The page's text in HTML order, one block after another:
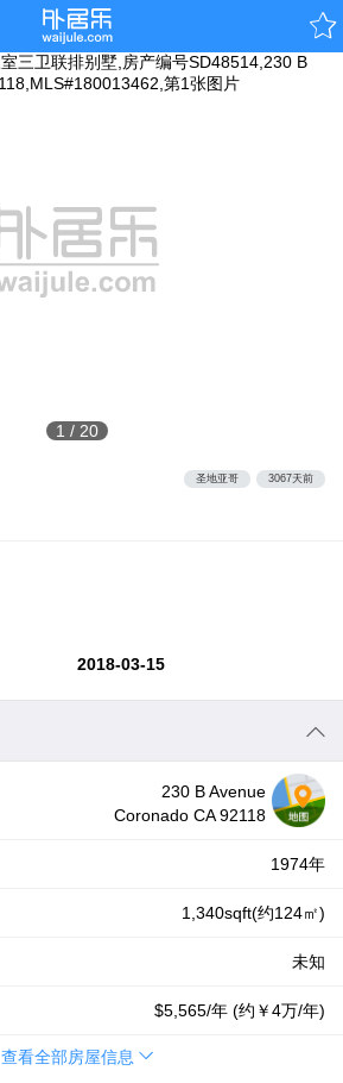
1 / 20
圣地亚哥 3067天前
2018-03-15
230 B Avenue
Coronado CA 92118
1974年
1,340sqft(约124㎡)
未知
$5,565/年 (约 ￥4万/年)
查看全部房屋信息